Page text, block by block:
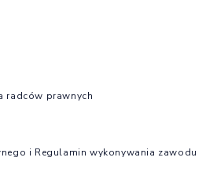
radców prawnych
i Regulamin wykonywania zawodu